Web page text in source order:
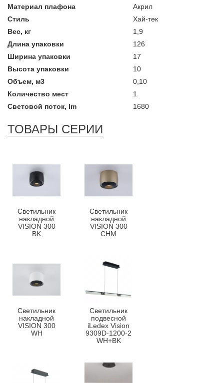
Материал плафона
Акрил
Стиль
Хай-тек
Вес, кг
1,9
Длина упаковки
126
Ширина упаковки
17
Высота упаковки
10
Объем, м3
0,10
Количество мест
1
Световой поток, lm
1680
ТОВАРЫ СЕРИИ
Светильник
накладной
VISION 300
BK
Светильник
накладной
VISION 300
CHM
Светильник
накладной
VISION 300
WH
Светильник
подвесной
iLedex Vision
9309D-1200-2
WH+BK